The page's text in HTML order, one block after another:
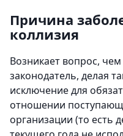
Причина
коллизия
Возникает вопрос,
законодатель, делая
исключение для
отношении
организации (то есть